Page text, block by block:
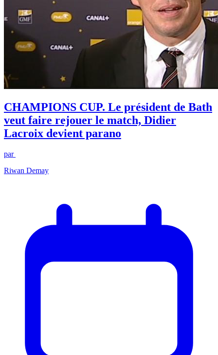
CHAMPIONS CUP. Le président de Bath
veut faire rejouer le match, Didier
Lacroix devient parano
par
Riwan Demay